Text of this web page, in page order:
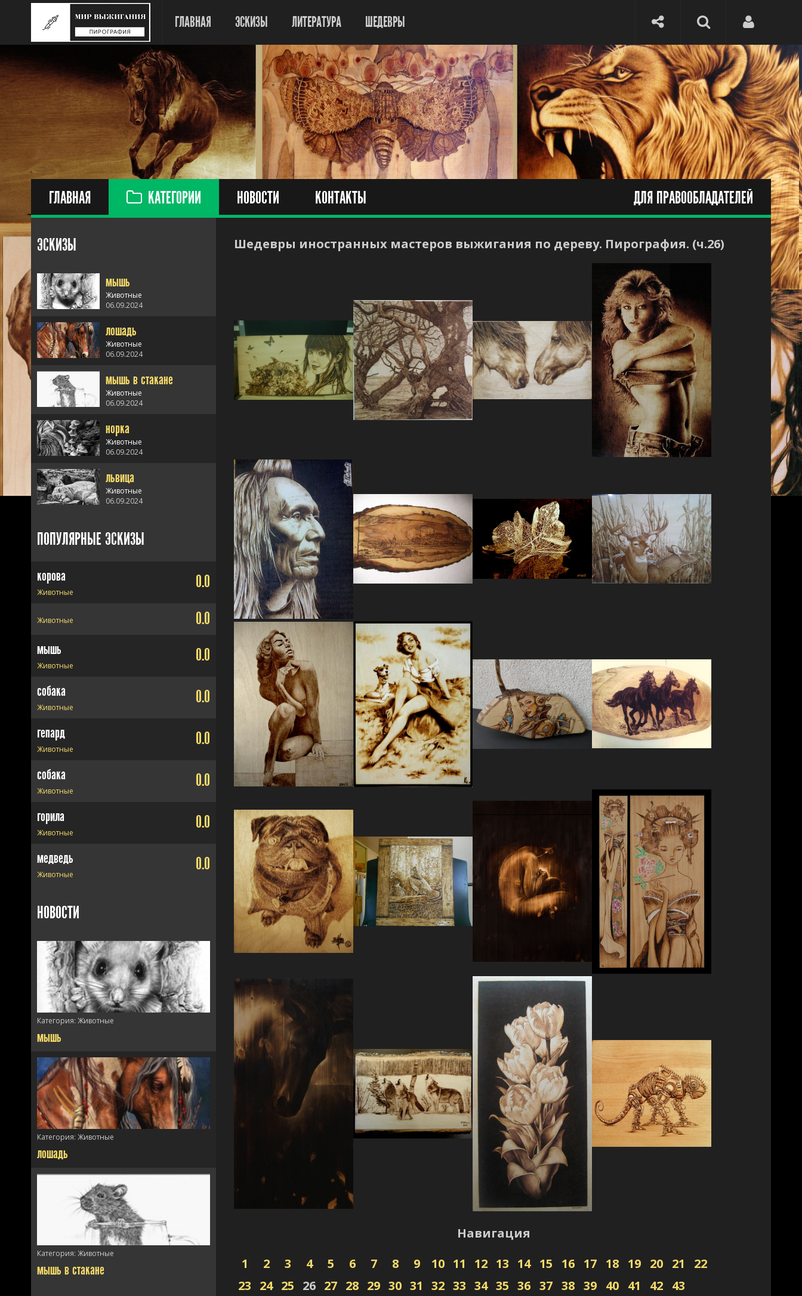
ГЛАВНАЯ ЭСКИЗЫ ЛИТЕРАТУРА ШЕДЕВРЫ
ГЛАВНАЯ КАТЕГОРИИ НОВОСТИ КОНТАКТЫ ДЛЯ ПРАВООБЛАДАТЕЛЕЙ
Шедевры иностранных мастеров выжигания по дереву. Пирография. (ч.26)
Навигация
1
2 3 4 5 6 7 8 9 10 11 12 13 14 15 16 17 18 19 20 21
22
23 24 25 26 27 28 29 30 31 32 33 34 35 36 37 38 39 40 41 42 43
ЭСКИЗЫ
мышь
Животные
06.09.2024
alt="мышь" /> лошадь
Животные
06.09.2024
alt="лошадь" /> мышь в стакане
Животные
06.09.2024
alt="мышь в
стакане" />
норка
Животные
06.09.2024
alt="норка" /> львица
Животные
06.09.2024
ПОПУЛЯРНЫЕ ЭСКИЗЫ
корова
Животные
0.0
Животные 0.0
мышь
Животные
0.0
собака
Животные
0.0
гепард
Животные
0.0
собака
Животные
0.0
горила
Животные
0.0
медведь
Животные
0.0
НОВОСТИ
/>
Категория: Животные
мышь
Категория: Животные
лошадь
Категория: Животные
мышь в стакане